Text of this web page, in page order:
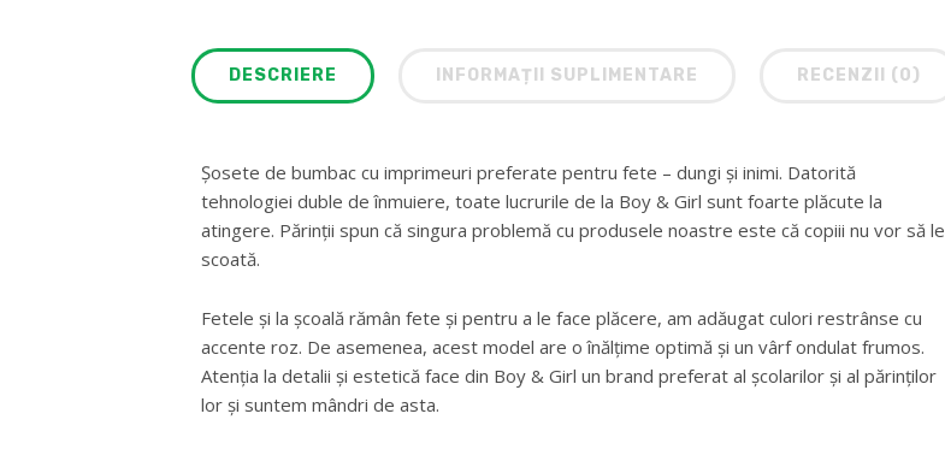
DESCRIERE INFORMAȚII SUPLIMENTARE RECENZII (0)
Șosete de bumbac cu imprimeuri preferate pentru fete – dungi și inimi. Datorită
tehnologiei duble de înmuiere, toate lucrurile de la Boy & Girl sunt foarte plăcute la
atingere. Părinții spun că singura problemă cu produsele noastre este că copiii nu vor să le
scoată.
Fetele și la școală rămân fete și pentru a le face plăcere, am adăugat culori restrânse cu
accente roz. De asemenea, acest model are o înălțime optimă și un vârf ondulat frumos.
Atenția la detalii și estetică face din Boy & Girl un brand preferat al școlarilor și al părinților
lor și suntem mândri de asta.